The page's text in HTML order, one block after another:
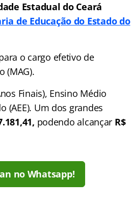
Estadual do Ceará
de Educação do Estado do
o cargo efetivo de
(MAG).
Finais), Ensino Médio
(AEE). Um dos grandes
podendo alcançar R$
no Whatsapp!